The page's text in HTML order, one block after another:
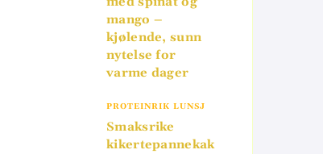
mango –
kjølende, sunn
nytelse for
varme dager
PROTEINRIK LUNSJ
Smaksrike
kikertepannekak